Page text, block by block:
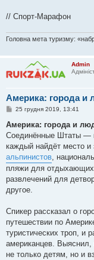
// Спорт-Марафон
Головна мета туризму:
Admin
Америка: города и
П
в
д
о
л
е
н
н
я
25 грудня 2019, 13:41
Америка: города и
Соединённые Штаты —
каждый найдёт место и
альпинистов,
пляжи для
развлечений для
другое.
Спикер рассказал о
путешествии по
туристических троп, и
американцев. Выяснил,
не только детям, но и